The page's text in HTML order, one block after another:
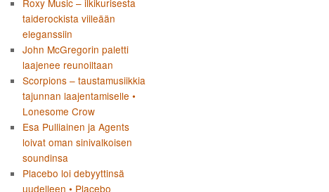
Roxy Music – ilkikurisesta
taiderockista viileään
eleganssiin
John McGregorin paletti
laajenee reunoiltaan
Scorpions – taustamusiikkia
tajunnan laajentamiselle •
Lonesome Crow
Esa Pulliainen ja Agents
loivat oman sinivalkoisen
soundinsa
Placebo loi debyyttinsä
uudelleen • Placebo